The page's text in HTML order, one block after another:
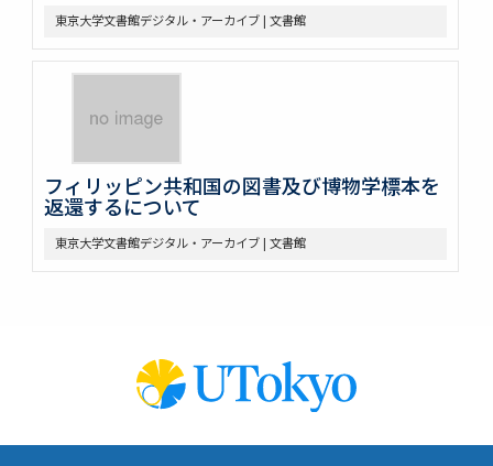
東京大学文書館デジタル・アーカイブ | 文書館
フィリッピン共和国の図書及び博物学標本を
返還するについて
東京大学文書館デジタル・アーカイブ | 文書館